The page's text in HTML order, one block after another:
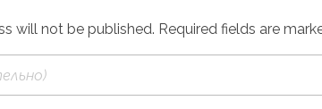
will not be published. Required fields are